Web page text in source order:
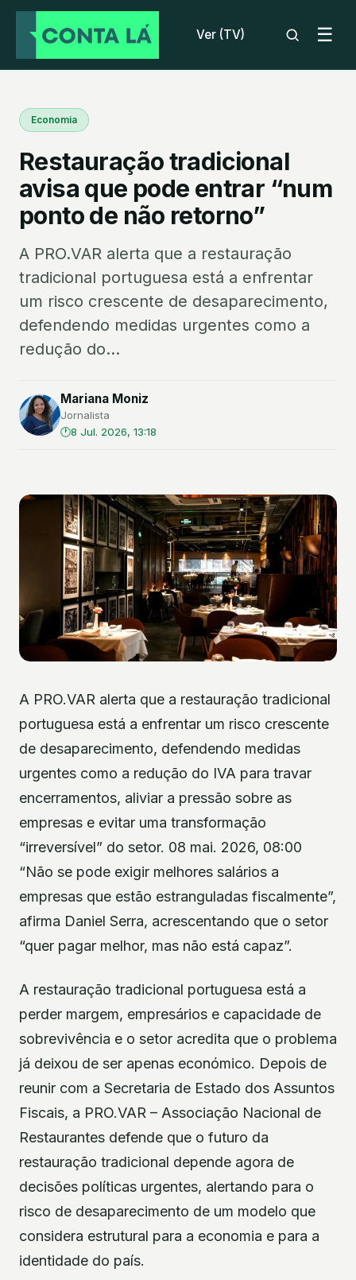
Ver (TV) ☰
Economia
Restauração tradicional
avisa que pode entrar “num
ponto de não retorno”
A PRO.VAR alerta que a restauração
tradicional portuguesa está a enfrentar
um risco crescente de desaparecimento,
defendendo medidas urgentes como a
redução do...
Mariana Moniz
Jornalista
8 Jul. 2026, 13:18
A PRO.VAR alerta que a restauração tradicional
portuguesa está a enfrentar um risco crescente
de desaparecimento, defendendo medidas
urgentes como a redução do IVA para travar
encerramentos, aliviar a pressão sobre as
empresas e evitar uma transformação
“irreversível” do setor. 08 mai. 2026, 08:00
“Não se pode exigir melhores salários a
empresas que estão estranguladas fiscalmente”,
afirma Daniel Serra, acrescentando que o setor
“quer pagar melhor, mas não está capaz”.
A restauração tradicional portuguesa está a
perder margem, empresários e capacidade de
sobrevivência e o setor acredita que o problema
já deixou de ser apenas económico. Depois de
reunir com a Secretaria de Estado dos Assuntos
Fiscais, a PRO.VAR – Associação Nacional de
Restaurantes defende que o futuro da
restauração tradicional depende agora de
decisões políticas urgentes, alertando para o
risco de desaparecimento de um modelo que
considera estrutural para a economia e para a
identidade do país.